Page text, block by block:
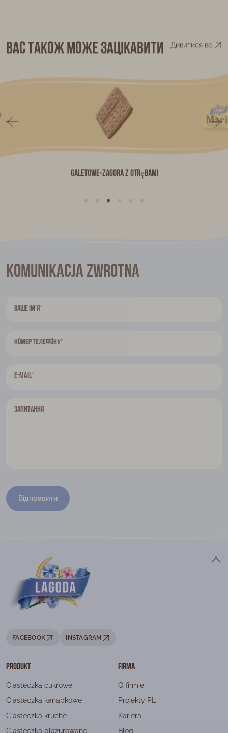
Вас також може зацікавити Дивитися всі
Galetowe-Zagora z otrębami
Komunikacja zwrotna
Ваше ім’я*
Номер телефону*
E-mail*
Запитання
Відправити
FACEBOOK INSTAGRAM
Produkt
Ciasteczka cukrowe
Ciasteczka kanapkowe
Ciasteczka kruche
Ciasteczka glazurowane
Firma
O firmie
Projekty PL
Kariera
Blog